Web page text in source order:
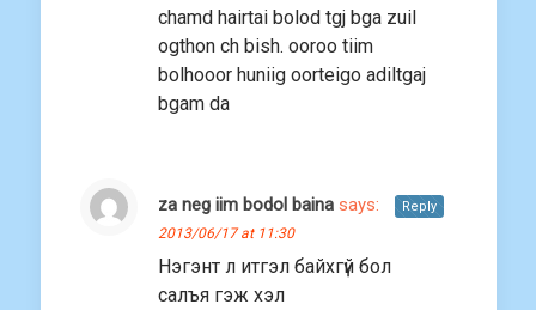
chamd hairtai bolod tgj bga zuil
ogthon ch bish. ooroo tiim
bolhooor huniig oorteigo adiltgaj
bgam da
za neg iim bodol baina says:
2013/06/17 at 11:30
Нэгэнт л итгэл байхгүй бол
салъя гэж хэл
Reply